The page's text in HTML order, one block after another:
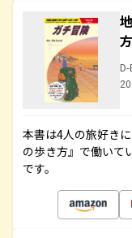
本書は4人の旅好き
の歩き方』で働いて
です。